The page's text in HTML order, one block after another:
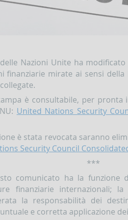
Nazioni Unite ha
finanziarie mirate ai sensi della
è consultabile, per pronta
United Nations Security
è stata revocata saranno
Security Council
***
comunicato ha la funzione
finanziarie internazionali;
la responsabilità dei
e corretta applicazione